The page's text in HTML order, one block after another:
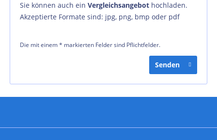
Sie können auch ein Vergleichsangebot hochladen.
Akzeptierte Formate sind: jpg, png, bmp oder pdf
Die mit einem * markierten Felder sind Pflichtfelder.
Senden